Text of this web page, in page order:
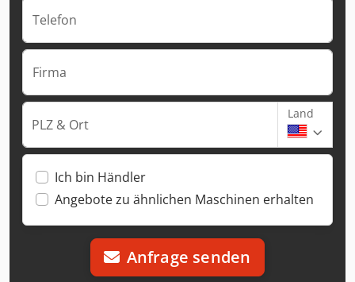
Telefon
Firma
PLZ & Ort
Land
Ich bin Händler
Angebote zu ähnlichen Maschinen erhalten
Anfrage senden